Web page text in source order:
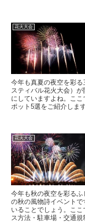
花火大会
今年も真夏の夜空を彩
スティバル花火大会）
にしていますよね。こ
ポット5選をご紹介しま
花火大会
今年も秋の夜空を彩る
の秋の風物詩イベント
いることでしょう。こ
ス方法・駐車場・交通規